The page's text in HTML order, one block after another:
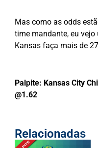
Mas como as odds
time mandante, eu
Kansas faça mais de
Palpite: Kansas City
@1.62
Relacionadas